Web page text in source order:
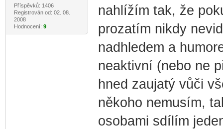
Příspěvků: 1406
Registrován od: 02. 08.
2008
Hodnocení: 9
nahlížím tak, že
prozatím nikdy
nadhledem a
neaktivní (nebo ne
hned zaujatý vůči
někoho nemusím,
osobami sdílím